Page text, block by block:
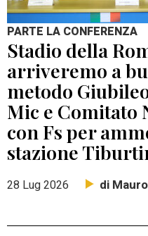
PARTE LA CONFERENZA
Stadio della
arriveremo a
metodo
Mic e Comitato
con Fs per
stazione
28 Lug 2026 di